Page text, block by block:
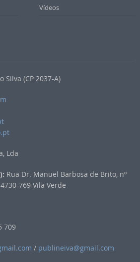
Vídeos
Silva (CP 2037-A)
Lda
Rua Dr. Manuel Barbosa de Brito, nº
769 Vila Verde
709
/ publineiva@gmail.com